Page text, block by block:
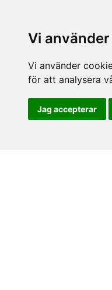
Vi
Vi använder
för att analysera
Jag accepterar